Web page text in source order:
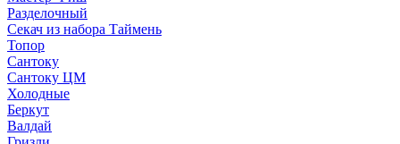
Разделочный
Секач из набора Таймень
Топор
Сантоку
Сантоку ЦМ
Холодные
Беркут
Валдай